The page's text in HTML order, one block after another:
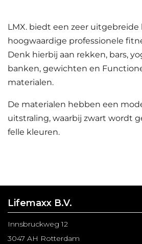
LMX. biedt een zeer
hoogwaardige professionele
Denk hierbij aan rekken, bars,
banken, gewichten en
materialen.
De materialen hebben een
uitstraling, waarbij zwart wordt
felle kleuren.
Lifemaxx B.V.
Innsbruckweg 12
3047 AH Rotterdam